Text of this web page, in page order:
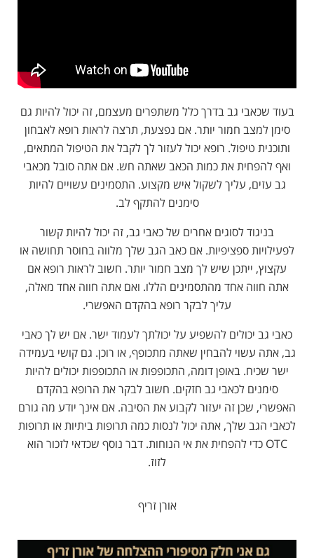
בעוד שכאבי גב בדרך כלל משתפרים מעצמם, זה יכול להיות גם
סימן למצב חמור יותר. אם נפצעת, תרצה לראות רופא לאבחון
ותוכנית טיפול. רופא יכול לעזור לך לקבל את הטיפול המתאים,
ואף להפחית את כמות הכאב שאתה חש. אם אתה סובל מכאבי
גב עזים, עליך לשקול איש מקצוע. התסמינים עשויים להיות
סימנים להתקף לב.
בניגוד לסוגים אחרים של כאבי גב, זה יכול להיות קשור
לפעילויות ספציפיות. אם כאב הגב שלך מלווה בחוסר תחושה או
עקצוץ, ייתכן שיש לך מצב חמור יותר. חשוב לראות רופא אם
אתה חווה אחד מהתסמינים הללו. ואם אתה חווה אחד מאלה,
עליך לבקר רופא בהקדם האפשרי.
כאבי גב יכולים להשפיע על יכולתך לעמוד ישר. אם יש לך כאבי
גב, אתה עשוי להבחין שאתה מתכופף, או רוכן. גם קושי בעמידה
ישר שכיח. באופן דומה, התכופפות או התכופפות יכולים להיות
סימנים לכאבי גב חזקים. חשוב לבקר את הרופא בהקדם
האפשרי, שכן זה יעזור לקבוע את הסיבה. אם אינך יודע מה גורם
לכאבי הגב שלך, אתה יכול לנסות כמה תרופות ביתיות או תרופות
OTC כדי להפחית את אי הנוחות. דבר נוסף שכדאי לזכור הוא
לזוז.
אורן זריף